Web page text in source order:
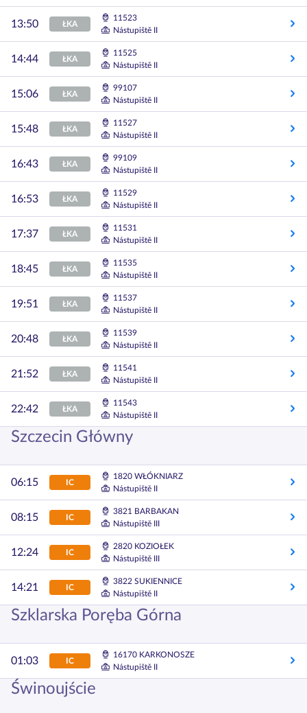
13:50 ŁKA
11523
Nástupiště II
14:44 ŁKA
11525
Nástupiště II
15:06 ŁKA
99107
Nástupiště II
15:48 ŁKA
11527
Nástupiště II
16:43 ŁKA
99109
Nástupiště II
16:53 ŁKA
11529
Nástupiště II
17:37 ŁKA
11531
Nástupiště II
18:45 ŁKA
11535
Nástupiště II
19:51 ŁKA
11537
Nástupiště II
20:48 ŁKA
11539
Nástupiště II
21:52 ŁKA
11541
Nástupiště II
22:42 ŁKA
11543
Nástupiště II
Szczecin Główny
06:15 IC
1820 WŁÓKNIARZ
Nástupiště II
08:15 IC
3821 BARBAKAN
Nástupiště III
12:24 IC
2820 KOZIOŁEK
Nástupiště III
14:21 IC
3822 SUKIENNICE
Nástupiště II
Szklarska Poręba Górna
01:03 IC
16170 KARKONOSZE
Nástupiště II
Świnoujście